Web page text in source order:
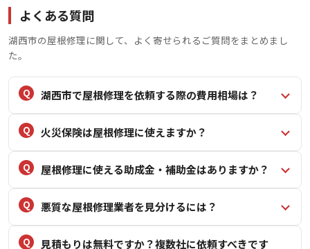
よくある質問
湖西市の屋根修理に関して、よく寄せられるご質問をまとめまし
た。
湖西市で屋根修理を依頼する際の費用相場は？
火災保険は屋根修理に使えますか？
屋根修理に使える助成金・補助金はありますか？
悪質な屋根修理業者を見分けるには？
見積もりは無料ですか？複数社に依頼すべきです